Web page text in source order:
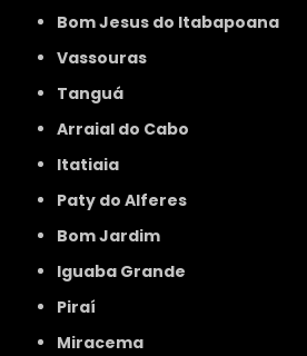
Bom Jesus do Itabapoana
Vassouras
Tanguá
Arraial do Cabo
Itatiaia
Paty do Alferes
Bom Jardim
Iguaba Grande
Piraí
Miracema